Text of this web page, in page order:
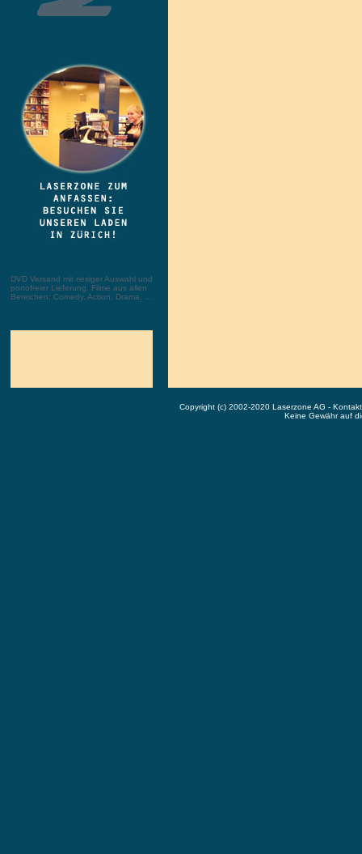
DVD Versand mit riesiger Auswahl und
portofreier Lieferung. Filme aus allen
Bereichen: Comedy, Action, Drama, ...
Copyright (c) 2002-2020 Laserzone AG -
Keine Gewähr auf